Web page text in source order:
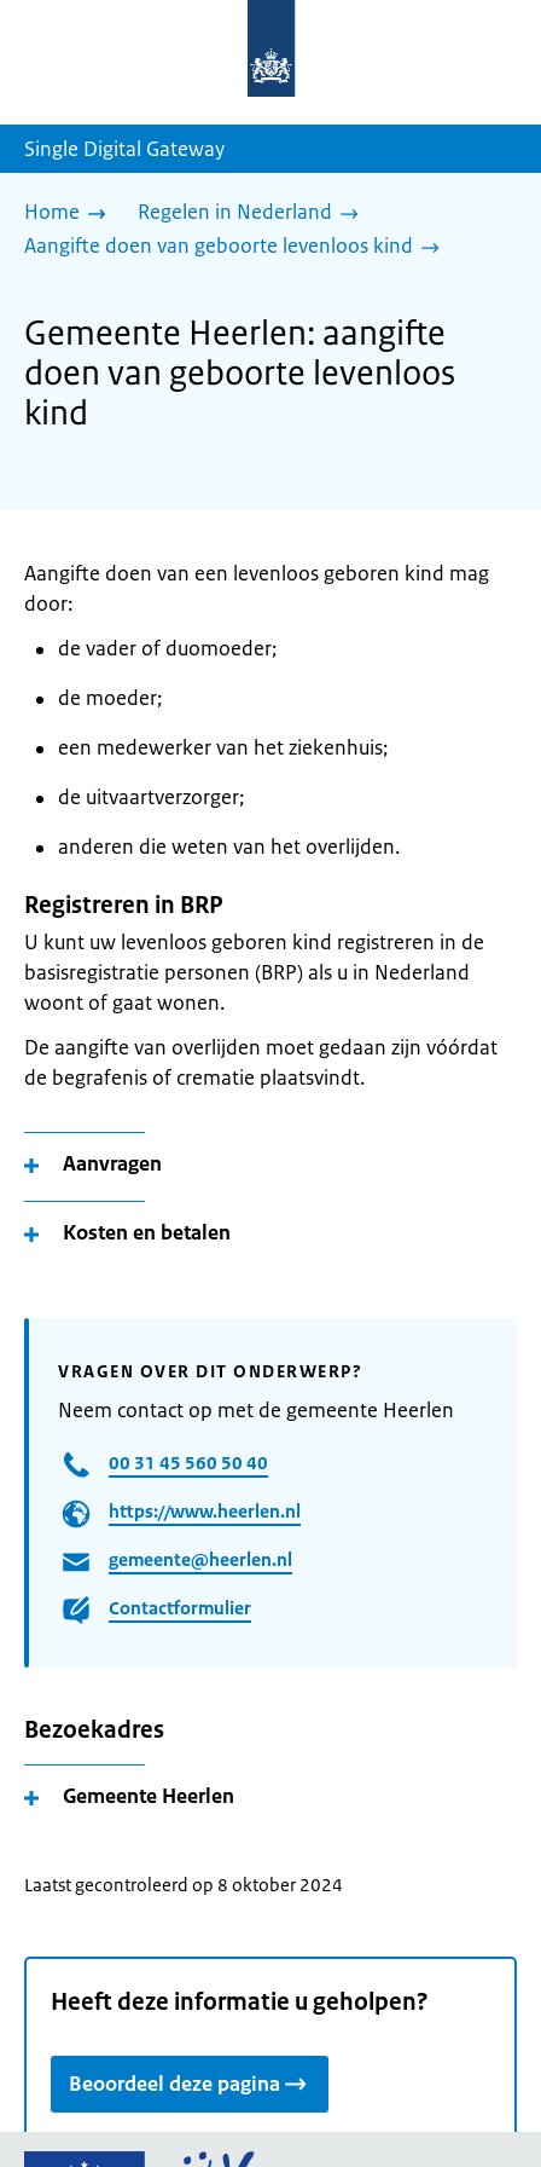
homepage
Single Digital Gateway
Home
Regelen in Nederland
Aangifte doen van geboorte levenloos kind
Gemeente Heerlen: aangifte
doen van geboorte levenloos
kind
Aangifte doen van een levenloos geboren kind mag
door:
de vader of duomoeder;
de moeder;
een medewerker van het ziekenhuis;
de uitvaartverzorger;
anderen die weten van het overlijden.
Registreren in BRP
U kunt uw levenloos geboren kind registreren in de
basisregistratie personen (BRP) als u in Nederland
woont of gaat wonen.
De aangifte van overlijden moet gedaan zijn vóórdat
de begrafenis of crematie plaatsvindt.
Aanvragen
Kosten en betalen
VRAGEN OVER DIT ONDERWERP?
Neem contact op met de gemeente Heerlen
00 31 45 560 50 40
https://www.heerlen.nl
gemeente@heerlen.nl
Contactformulier
Bezoekadres
Gemeente Heerlen
Laatst gecontroleerd op 8 oktober 2024
Heeft deze informatie u geholpen?
Beoordeel deze pagina